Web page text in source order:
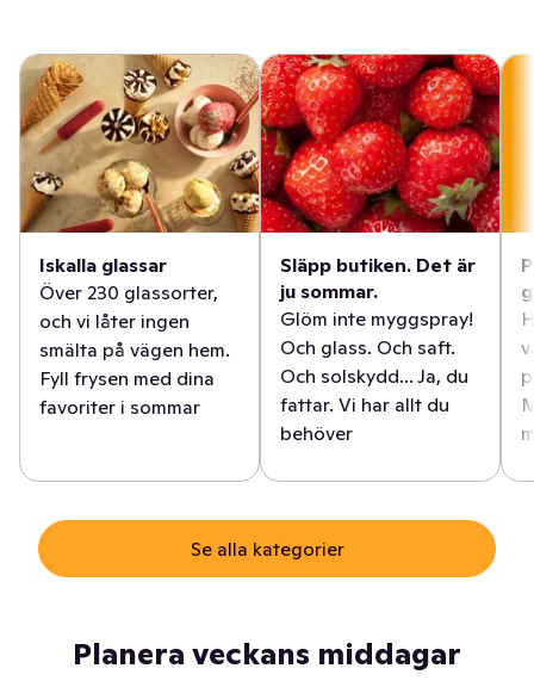
Iskalla glassar
Över 230 glassorter,
och vi låter ingen
smälta på vägen hem.
Fyll frysen med dina
favoriter i sommar
Släpp butiken. Det är
ju sommar.
Glöm inte myggspray!
Och glass. Och saft.
Och solskydd... Ja, du
fattar. Vi har allt du
behöver
Se alla kategorier
Planera veckans middagar